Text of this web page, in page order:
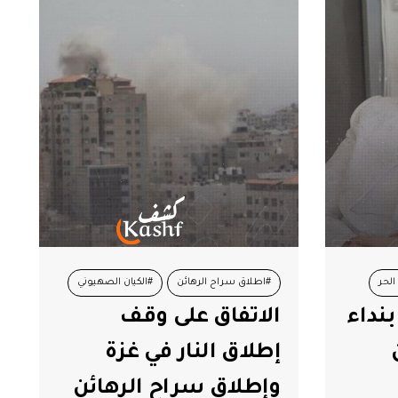
#اطلاق سراح الرهائن #الكيان الصهيوني
#حرب غزة #حركة حماس
الاتفاق على وقف
إطلاق النار في غزة
وإطلاق سراح الرهائن